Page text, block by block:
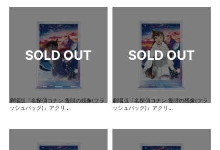
劇場版『名探偵コナン 隻眼の残像(フラ
ッシュバック)』アクリ...
劇場版『名探偵コナン 隻眼の残像(フラ
ッシュバック)』アクリ...